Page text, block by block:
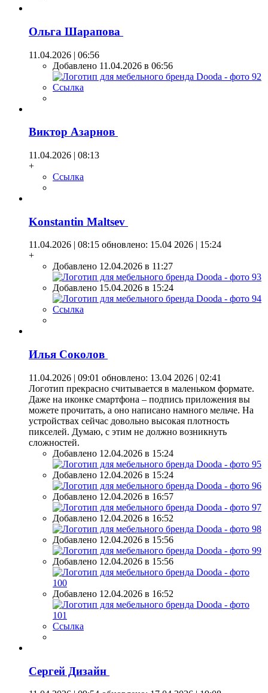
Ольга Шарапова
11.04.2026 | 06:56
Добавлено 11.04.2026 в 06:56
Ссылка
Виктор Азарнов
11.04.2026 | 08:13
+
Ссылка
Konstantin Maltsev
11.04.2026 | 08:15 обновлено: 15.04 2026 | 15:24
+
Добавлено 12.04.2026 в 11:27
Добавлено 15.04.2026 в 15:24
Ссылка
Илья Coкoлoв
11.04.2026 | 09:01 обновлено: 13.04 2026 | 02:41
Логотип прекрасно считывается в маленьком формате.
Даже на иконке смартфона – подпись приложения вы
можете прочитать, а оно написано намного мельче. На
устройствах сейчас довольно высокая плотность
пикселей. Думаю, с этим не должно возникнуть
сложностей.
Добавлено 12.04.2026 в 15:24
Добавлено 12.04.2026 в 15:24
Добавлено 12.04.2026 в 16:57
Добавлено 12.04.2026 в 16:52
Добавлено 12.04.2026 в 15:56
Добавлено 12.04.2026 в 15:56
Добавлено 12.04.2026 в 16:52
Ссылка
Сергей Дизайн